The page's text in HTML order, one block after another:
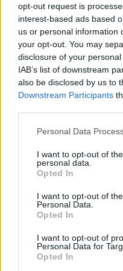
opt-out request is
interest-based ads based
us or personal information
your opt-out. You may
disclosure of your
IAB’s list of downstream
also be disclosed by us to
Downstream Participants
Personal Data
I want to opt-out of
personal data.
Opted In
I want to opt-out of
Personal Data.
Opted In
I want to opt-out of
Personal Data for
Opted In
Maruzsa Zoltán
belföld
történelem atlasz
atlasz kronológia
köznevelés helyettes
Hozzászólások
Több mint kétszer
összesen van
hogy hány kollégiumi
sem egységes. Míg a BME-n
férőhely jut, a BGE-n